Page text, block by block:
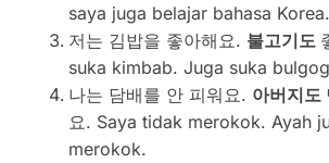
saya juga belajar bahasa Korea.
저는 김밥을 좋아해요. 불고기도
suka kimbab. Juga suka
나는 담배를 안 피워요. 아버지도
요. Saya tidak merokok. Ayah
merokok.